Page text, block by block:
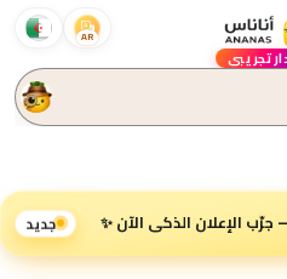
AR
تجريبي
الإعلان الذكي الآن ✨ جديد